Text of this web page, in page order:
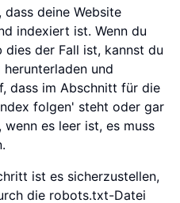
deine Website
indexiert ist. Wenn du
der Fall ist, kannst du
und
dass im Abschnitt für die
folgen' steht oder gar
es leer ist, es muss
ist es sicherzustellen,
die robots.txt-Datei